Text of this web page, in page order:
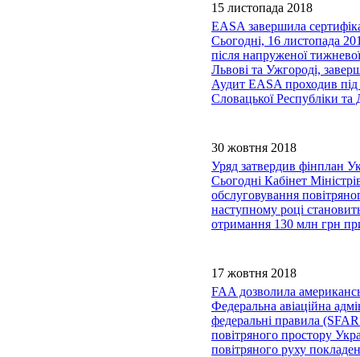
15 листопада 2018
EASA завершила
Сьогодні, 16 листопада
після напруженої
Львові та Ужгороді,
Аудит EASA проходив під
Словацької Республіки та
30 жовтня 2018
Уряд затвердив фінплан
Сьогодні Кабінет
обслуговування
наступному році
отримання 130 млн грн
17 жовтня 2018
FAA дозволила
Федеральна авіаційна
федеральні правила
повітряного простору
повітряного руху